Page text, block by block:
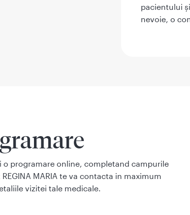
pacientului
nevoie, o
o programare online, completand campurile
MARIA te va contacta in maximum
vizitei tale medicale.